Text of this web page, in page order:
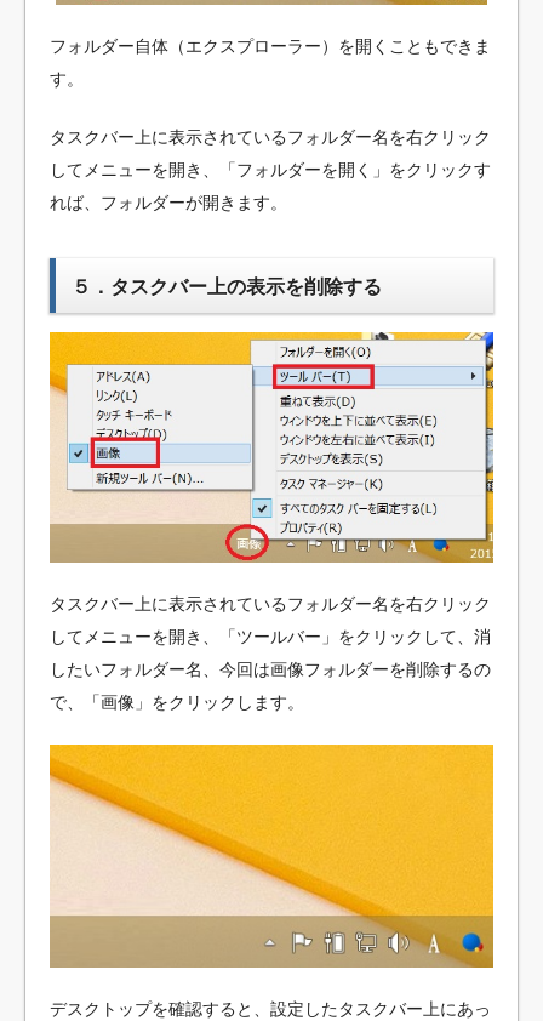
フォルダー自体（エクスプローラー）を開くこともできま
す。
タスクバー上に表示されているフォルダー名を右クリック
してメニューを開き、「フォルダーを開く」をクリックす
れば、フォルダーが開きます。
５．タスクバー上の表示を削除する
タスクバー上に表示されているフォルダー名を右クリック
してメニューを開き、「ツールバー」をクリックして、消
したいフォルダー名、今回は画像フォルダーを削除するの
で、「画像」をクリックします。
デスクトップを確認すると、設定したタスクバー上にあっ